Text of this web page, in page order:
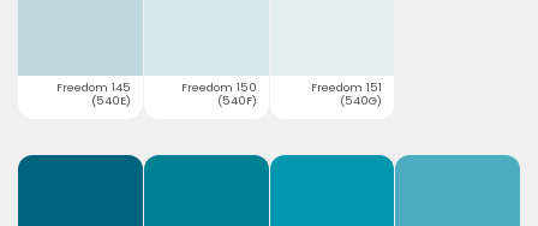
Freedom 145
(540E)
Freedom 150
(540F)
Freedom 151
(540G)